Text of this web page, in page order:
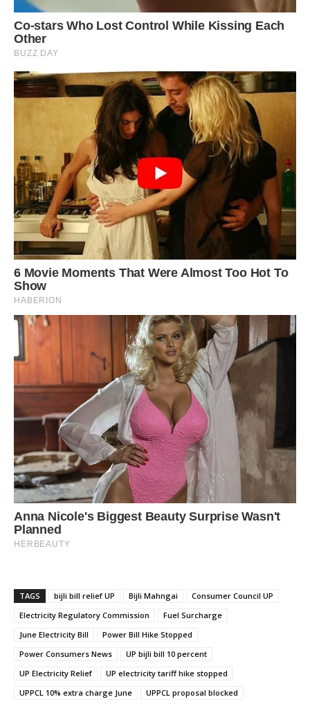
TAGS bijli bill relief UP Bijli Mahngai
Consumer Council UP
Electricity Regulatory Commission
Fuel Surcharge
June Electricity Bill
Power Bill Hike Stopped
Power Consumers News
UP bijli bill 10 percent
UP Electricity Relief
UP electricity tariff hike stopped
UPPCL 10% extra charge June
UPPCL proposal blocked